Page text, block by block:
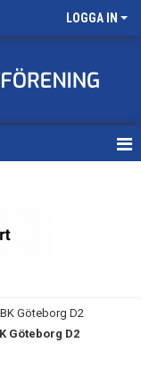
LOGGA IN
Göteborg D2